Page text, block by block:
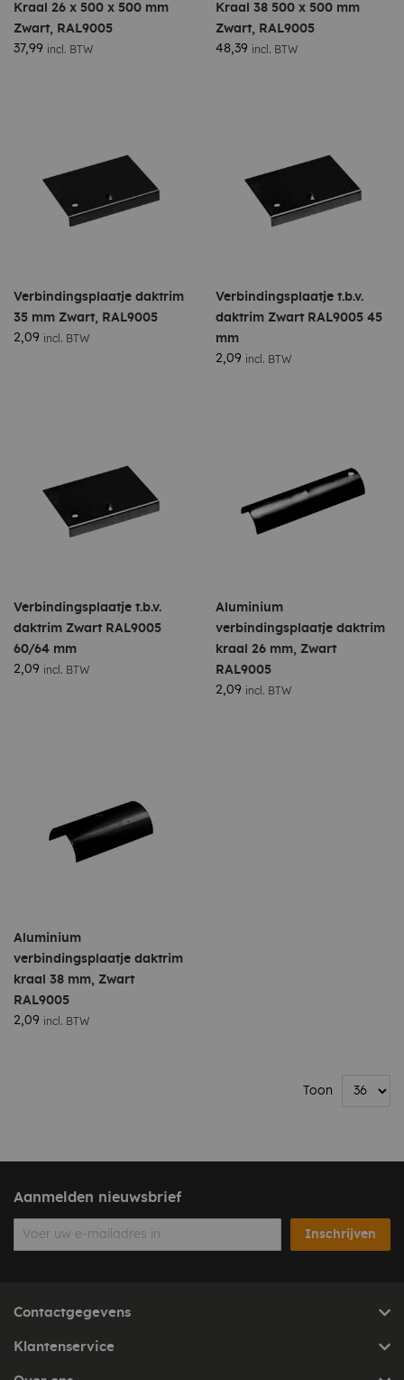
Kraal 26 x 500 x 500 mm
Zwart, RAL9005
37,99 incl. BTW
Kraal 38 500 x 500 mm
Zwart, RAL9005
48,39 incl. BTW
Verbindingsplaatje daktrim
35 mm Zwart, RAL9005
2,09 incl. BTW
Verbindingsplaatje t.b.v.
daktrim Zwart RAL9005 45
mm
2,09 incl. BTW
Verbindingsplaatje t.b.v.
daktrim Zwart RAL9005
60/64 mm
2,09 incl. BTW
Aluminium
verbindingsplaatje daktrim
kraal 26 mm, Zwart
RAL9005
2,09 incl. BTW
Aluminium
verbindingsplaatje daktrim
kraal 38 mm, Zwart
RAL9005
2,09 incl. BTW
Toon
Aanmelden nieuwsbrief
Inschrijven
Contactgegevens
Klantenservice